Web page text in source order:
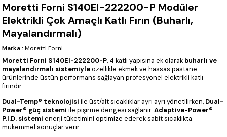
Moretti Forni S140EI-222200-P Modüler
Elektrikli Çok Amaçlı Katlı Fırın (Buharlı,
Mayalandırmalı)
Marka : Moretti Forni
Moretti Forni S140EI-222200-P, 4 katlı yapısına ek olarak buharlı ve
mayalandırmalı sistemiyleözellikle ekmek ve hassas pastane
ürünlerinde üstün performans sağlayan profesyonel elektrikli katlı
fırındır.
Dual-Temp® teknolojisi ile üst/alt sıcaklıklar ayrı ayrı yönetilirken, Dual-
Power® güç sistemi ile pişirme dengesi sağlanır.Adaptive-Power®
P.I.D. sistemi enerji tüketimini optimize ederek sabit sıcaklıkta
mükemmel sonuçlar verir.